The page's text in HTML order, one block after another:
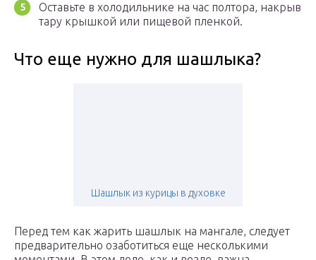
Оставьте в холодильнике на час полтора, накрыв
тару крышкой или пищевой пленкой.
Что еще нужно для шашлыка?
Шашлык из курицы в духовке
Перед тем как жарить шашлык на мангале, следует
предварительно озаботиться еще несколькими